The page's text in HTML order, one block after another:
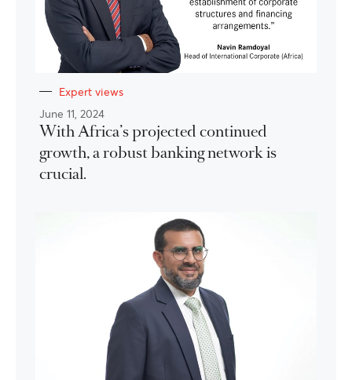
Expert views
June 11, 2024
With Africa’s projected continued
growth, a robust banking network is
crucial.